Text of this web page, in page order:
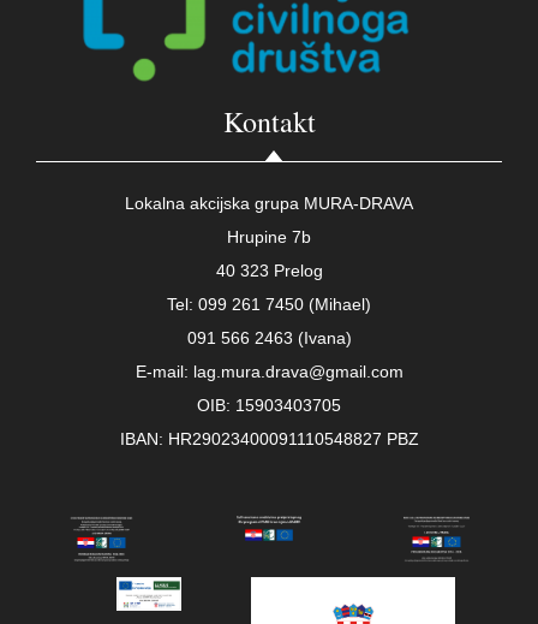
Kontakt
Lokalna akcijska grupa MURA-DRAVA
Hrupine 7b
40 323 Prelog
Tel: 099 261 7450 (Mihael)
091 566 2463 (Ivana)
E-mail: lag.mura.drava@gmail.com
OIB: 15903403705
IBAN: HR29023400091110548827 PBZ